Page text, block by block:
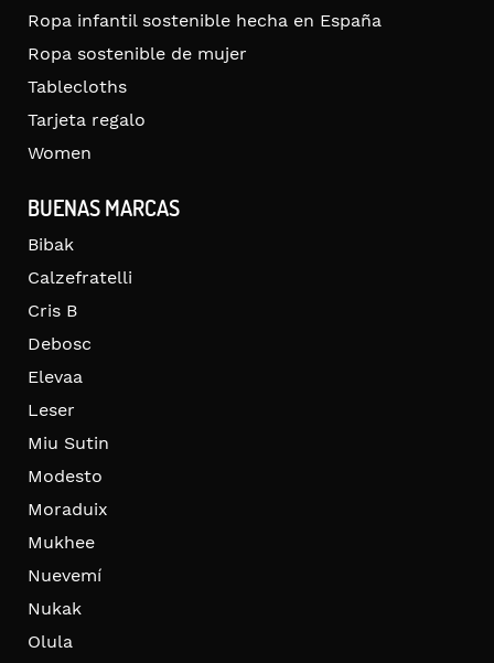
Ropa infantil sostenible hecha en España
Ropa sostenible de mujer
Tablecloths
Tarjeta regalo
Women
BUENAS MARCAS
Bibak
Calzefratelli
Cris B
Debosc
Elevaa
Leser
Miu Sutin
Modesto
Moraduix
Mukhee
Nuevemí
Nukak
Olula